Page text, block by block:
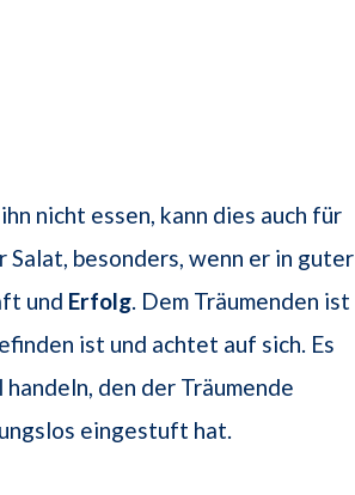
nicht essen, kann dies auch für
Salat, besonders, wenn er in guter
und Erfolg. Dem Träumenden ist
ist und achtet auf sich. Es
den der Träumende
eingestuft hat.